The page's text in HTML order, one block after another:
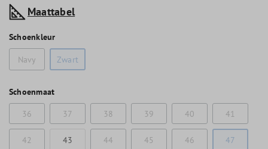
Maattabel
Schoenkleur
Navy
Zwart
Schoenmaat
36
37 38 39 40 41
42 43 44 45 46 47